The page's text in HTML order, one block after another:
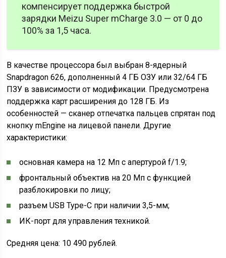
компенсирует поддержка быстрой
зарядки Meizu Super mCharge 3.0 — от 0 до
100% за 1,5 часа.
В качестве процессора был выбран 8-ядерный
Snapdragon 626, дополненный 4 ГБ ОЗУ или 32/64 ГБ
ПЗУ в зависимости от модификации. Предусмотрена
поддержка карт расширения до 128 ГБ. Из
особенностей — сканер отпечатка пальцев спрятан под
кнопку mEngine на лицевой панели. Другие
характеристики:
основная камера на 12 Мп с апертурой f/1.9;
фронтальный объектив на 20 Мп с функцией
разблокировки по лицу;
разъем USB Type-C при наличии 3,5-мм;
ИК-порт для управления техникой.
Средняя цена: 10 490 рублей.